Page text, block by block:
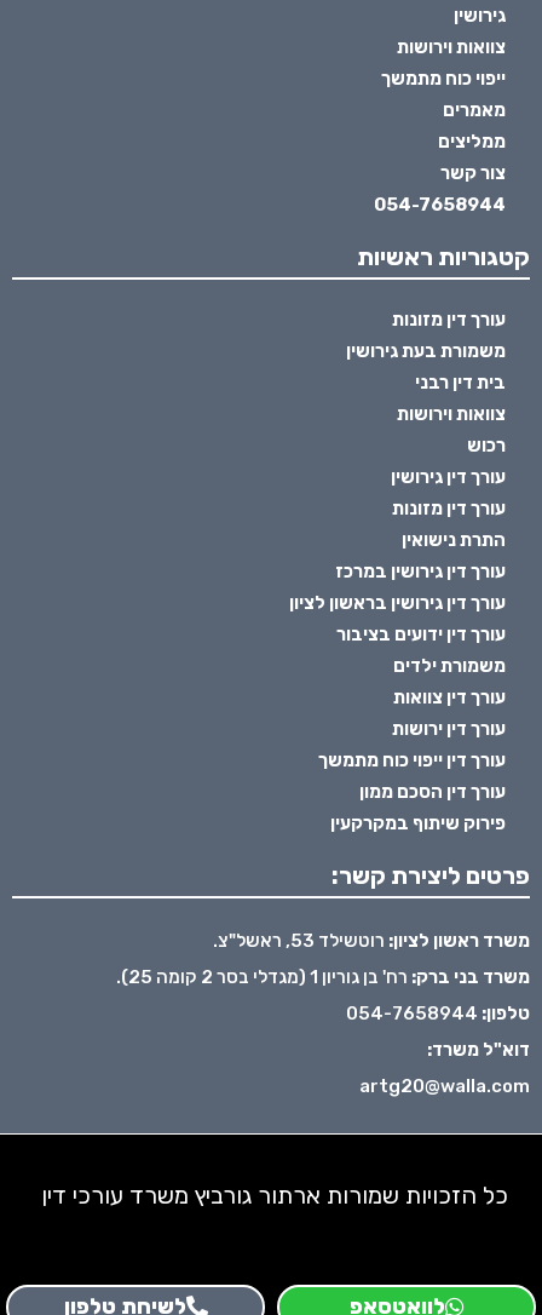
גירושין
צוואות וירושות
ייפוי כוח מתמשך
מאמרים
ממליצים
צור קשר
054-7658944
קטגוריות ראשיות
עורך דין מזונות
משמורת בעת גירושין
בית דין רבני
צוואות וירושות
רכוש
עורך דין גירושין
עורך דין מזונות
התרת נישואין
עורך דין גירושין במרכז
עורך דין גירושין בראשון לציון
עורך דין ידועים בציבור
משמורת ילדים
עורך דין צוואות
עורך דין ירושות
עורך דין ייפוי כוח מתמשך
עורך דין הסכם ממון
פירוק שיתוף במקרקעין
פרטים ליצירת קשר:
משרד ראשון לציון: רוטשילד 53, ראשל"צ.
משרד בני ברק: רח' בן גוריון 1 (מגדלי בסר 2 קומה 25).
טלפון: 054-7658944
דוא"ל משרד:
artg20@walla.com
כל הזכויות שמורות ארתור גורביץ משרד עורכי דין
לוואטסאפ לשיחת טלפון